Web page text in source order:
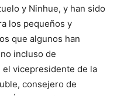
y Ninhue, y han sido
los pequeños y
que algunos han
incluso de
el vicepresidente de la
consejero de